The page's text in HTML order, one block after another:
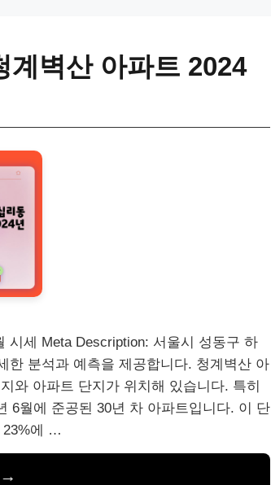
계벽산 아파트 2024
시세 Meta Description: 서울시 성동구 하
한 분석과 예측을 제공합니다. 청계벽산 아
와 아파트 단지가 위치해 있습니다. 특히
6월에 준공된 30년 차 아파트입니다. 이 단
23%에 …